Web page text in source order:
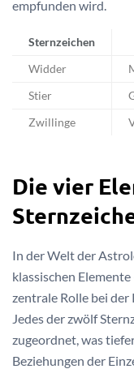
empfunden wird.
Sternzeichen
Widder
Stier
Zwillinge
Die vier
In der Welt der
klassischen
zentrale Rolle bei
Jedes der zwölf
zugeordnet, was
Beziehungen der